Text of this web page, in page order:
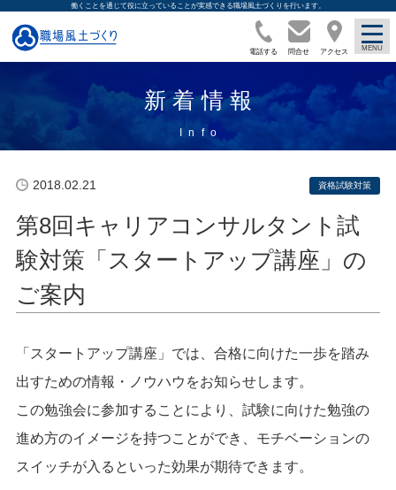
働くことを通じて役に立っていることが実感できる職場風土づくりを行います。
電話する 問合せ アクセス
新着情報
2018.02.21 資格試験対策
第8回キャリアコンサルタント試
験対策「スタートアップ講座」の
ご案内
「スタートアップ講座」では、合格に向けた一歩を踏み
出すための情報・ノウハウをお知らせします。
この勉強会に参加することにより、試験に向けた勉強の
進め方のイメージを持つことができ、モチベーションの
スイッチが入るといった効果が期待できます。